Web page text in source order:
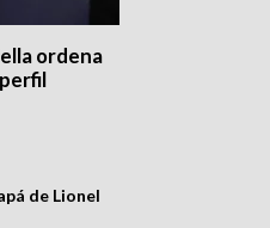
ordena
de Lionel